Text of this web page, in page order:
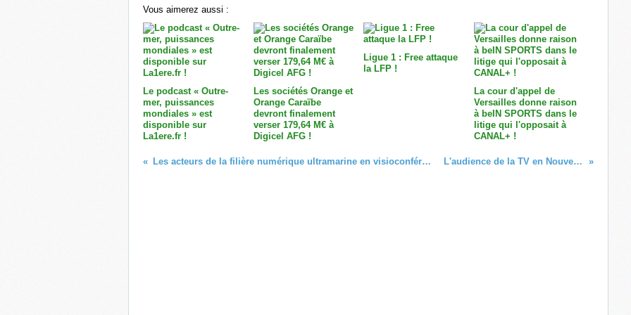
Vous aimerez aussi :
Le podcast « Outre-
mer, puissances
mondiales » est
disponible sur
La1ere.fr !
Les sociétés Orange et
Orange Caraïbe
devront finalement
verser 179,64 M€ à
Digicel AFG !
Ligue 1 : Free attaque
la LFP !
La cour d'appel de
Versailles donne raison
à beIN SPORTS dans le
litige qui l'opposait à
CANAL+ !
Les acteurs de la filière numérique ultramarine en visioconférence avec Cédric O, Google, Amazon et Stripe ! L'audience de la TV en Nouvelle-Calédonie (Sept. 2020)